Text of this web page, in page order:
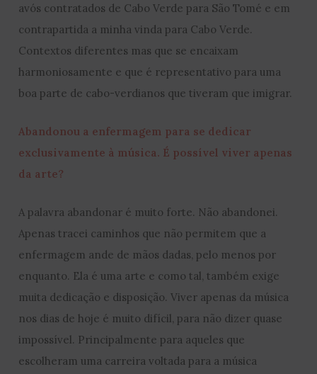
avós contratados de Cabo Verde para São Tomé e em
contrapartida a minha vinda para Cabo Verde.
Contextos diferentes mas que se encaixam
harmoniosamente e que é representativo para uma
boa parte de cabo-verdianos que tiveram que imigrar.
Abandonou a enfermagem para se dedicar
exclusivamente à música. É possível viver apenas
da arte?
A palavra abandonar é muito forte. Não abandonei.
Apenas tracei caminhos que não permitem que a
enfermagem ande de mãos dadas, pelo menos por
enquanto. Ela é uma arte e como tal, também exige
muita dedicação e disposição. Viver apenas da música
nos dias de hoje é muito difícil, para não dizer quase
impossível. Principalmente para aqueles que
escolheram uma carreira voltada para a música